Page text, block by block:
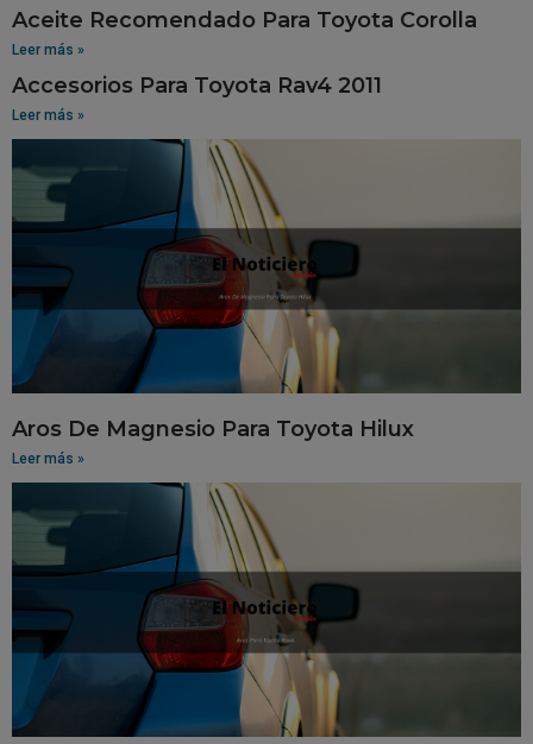
Aceite Recomendado Para Toyota Corolla
Leer más »
Accesorios Para Toyota Rav4 2011
Leer más »
Aros De Magnesio Para Toyota Hilux
Leer más »